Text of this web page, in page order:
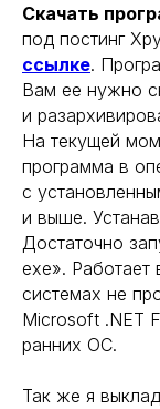
Скачать
под постинг
ссылке.
Вам ее нужно
и
На текущей
программа в
с
и выше.
Достаточно
exe». Работает
системах не
Microsoft .NET
ранних ОС.
Так же я